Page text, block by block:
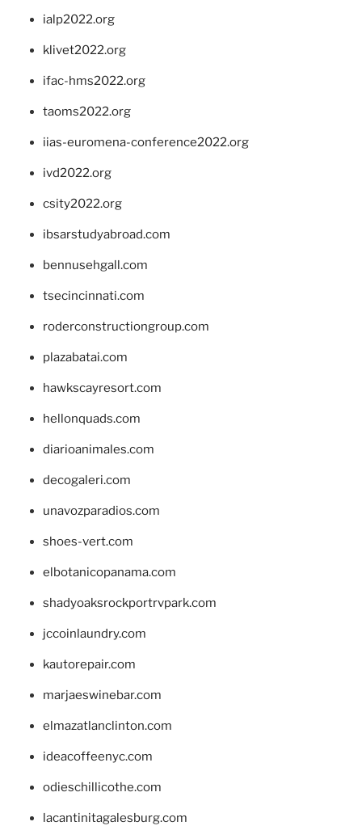
ialp2022.org
klivet2022.org
ifac-hms2022.org
taoms2022.org
iias-euromena-conference2022.org
ivd2022.org
csity2022.org
ibsarstudyabroad.com
bennusehgall.com
tsecincinnati.com
roderconstructiongroup.com
plazabatai.com
hawkscayresort.com
hellonquads.com
diarioanimales.com
decogaleri.com
unavozparadios.com
shoes-vert.com
elbotanicopanama.com
shadyoaksrockportrvpark.com
jccoinlaundry.com
kautorepair.com
marjaeswinebar.com
elmazatlanclinton.com
ideacoffeenyc.com
odieschillicothe.com
lacantinitagalesburg.com